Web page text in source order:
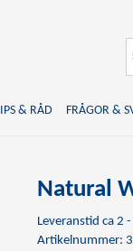
Natural
Leveranstid ca 2 -
Artikelnummer:
& RÅD FRÅGOR &